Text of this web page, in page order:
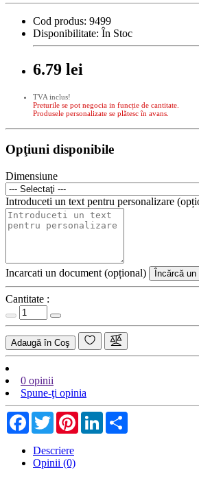
Cod produs: 9499
Disponibilitate: În Stoc
6.79 lei
TVA inclus!
Preturile se pot negocia in funcție de cantitate.
Produsele personalizate se plătesc în avans.
Opţiuni disponibile
Dimensiune
Introduceti un text pentru personalizare
Incarcati un document (opțional) Încărcă
Cantitate :
Adaugă în Coş
0 opinii
Spune-ţi opinia
Facebook
TwitterPinterestLinkedIn
Descriere
Opinii (0)